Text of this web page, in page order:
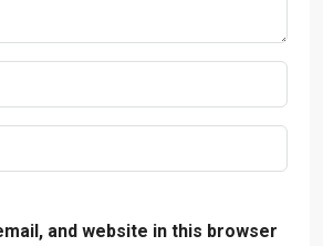
and website in this browser